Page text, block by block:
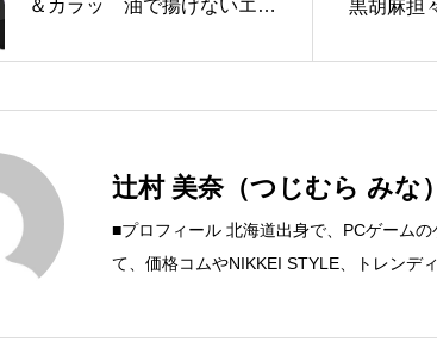
＆カラッ 油で揚げないエア
黒胡麻担
辻村 美奈（つじむら みな）
■プロフィール 北海道出身で、PCゲーム
て、価格コムやNIKKEI STYLE、トレンデ